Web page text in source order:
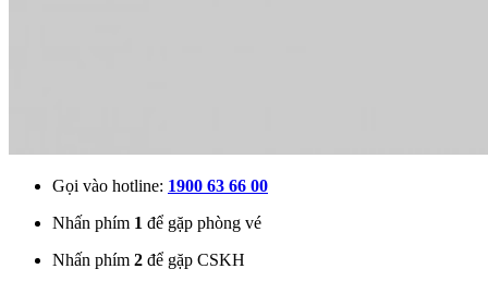
Gọi vào hotline: 1900 63 66 00
Nhấn phím 1 để gặp phòng vé
Nhấn phím 2 để gặp CSKH